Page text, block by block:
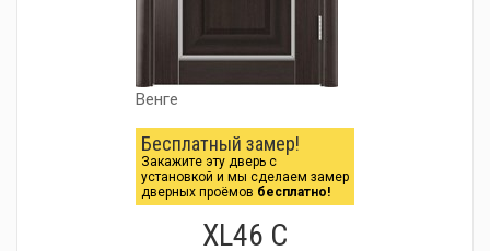
Венге
Бесплатный замер!
Закажите эту дверь с
установкой и мы сделаем замер
дверных проёмов бесплатно!
XL46 C